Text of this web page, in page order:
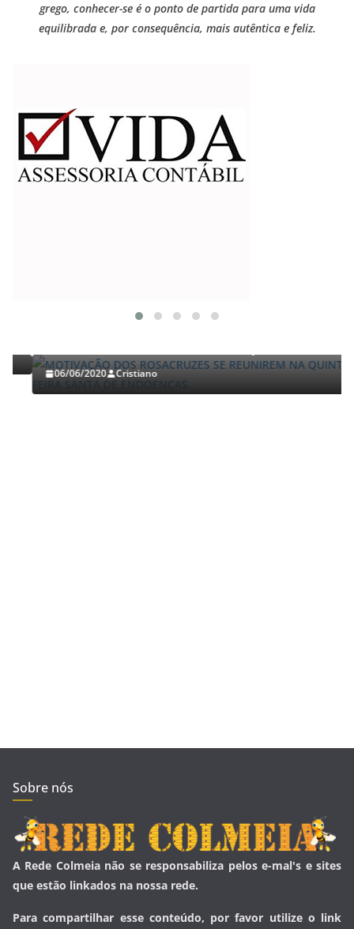
grego, conhecer-se é o ponto de partida para uma vida
equilibrada e, por consequência, mais autêntica e feliz.
06/06/2020 Cristiano
Sobre nós
A Rede Colmeia não se responsabiliza pelos e-mal's e sites
que estão linkados na nossa rede.
Para compartilhar esse conteúdo, por favor utilize o link